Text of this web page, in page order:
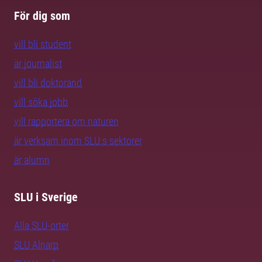
För dig som
vill bli student
är journalist
vill bli doktorand
vill söka jobb
vill rapportera om naturen
är verksam inom SLU:s sektorer
är alumn
SLU i Sverige
Alla SLU-orter
SLU Alnarp